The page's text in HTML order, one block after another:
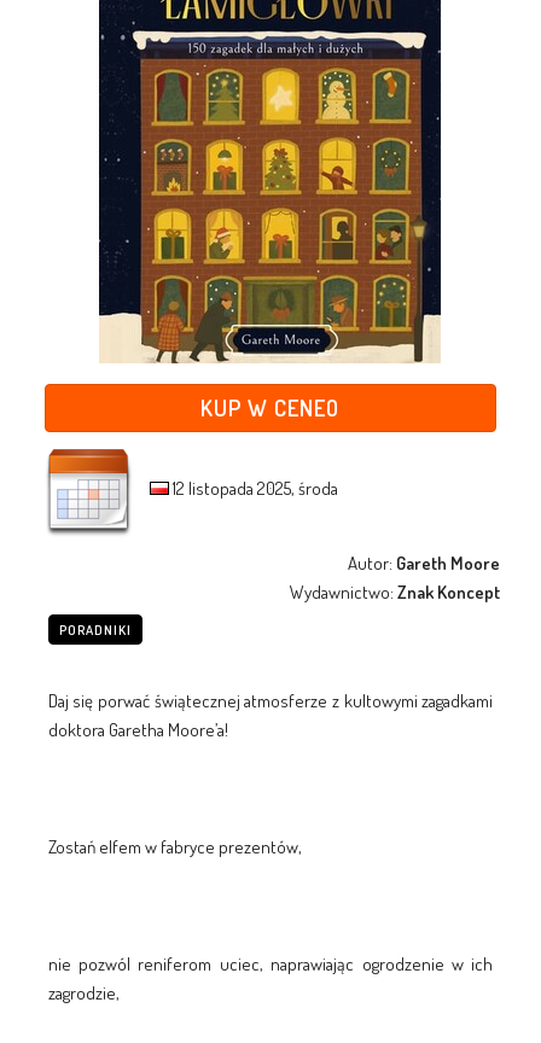
KUP W CENEO
12 listopada 2025, środa
Autor: Gareth Moore
Wydawnictwo:Znak Koncept
PORADNIKI
Daj się porwać świątecznej atmosferze z kultowymi zagadkami
doktora Garetha Moore’a!
Zostań elfem w fabryce prezentów,
nie pozwól reniferom uciec, naprawiając ogrodzenie w ich
zagrodzie,